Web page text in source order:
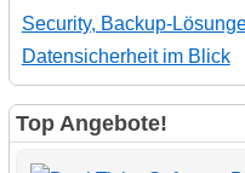
Security, Backup-
Datensicherheit im Blick
Top Angebote!